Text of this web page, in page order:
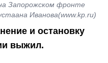
Запорожском фронте
Иванова(www.kp.ru)
и остановку
выжил.